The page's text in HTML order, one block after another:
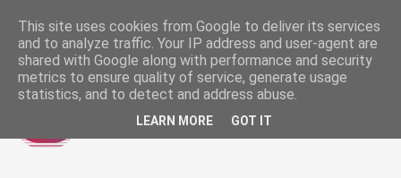
This site uses cookies from Google to deliver its services
and to analyze traffic. Your IP address and user-agent are
shared with Google along with performance and security
metrics to ensure quality of service, generate usage
statistics, and to detect and address abuse.
LEARN MORE GOT IT